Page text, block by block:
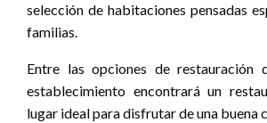
selección de habitaciones pensadas
familias.
Entre las opciones de restauración
establecimiento encontrará un
lugar ideal para disfrutar de una buena